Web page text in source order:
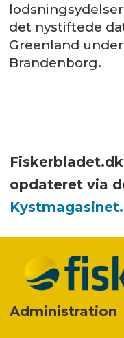
det nystiftede
Greenland
Brandenborg.
opdateret via
Administration